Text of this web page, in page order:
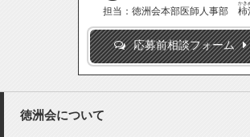
担当：徳洲会本部医師人事部 柿
かき
応募前相談フォーム
徳洲会について